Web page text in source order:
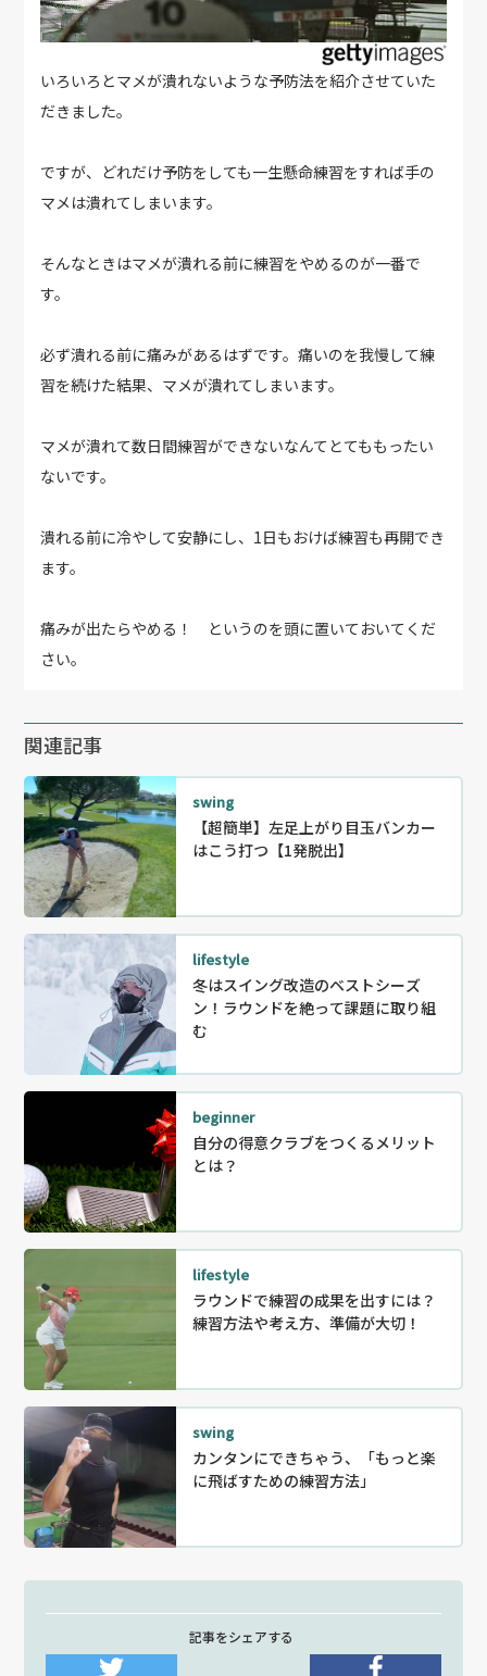
いろいろとマメが潰れないような予防法を紹介させていた
だきました。
ですが、どれだけ予防をしても一生懸命練習をすれば手の
マメは潰れてしまいます。
そんなときはマメが潰れる前に練習をやめるのが一番で
す。
必ず潰れる前に痛みがあるはずです。痛いのを我慢して練
習を続けた結果、マメが潰れてしまいます。
マメが潰れて数日間練習ができないなんてとてももったい
ないです。
潰れる前に冷やして安静にし、1日もおけば練習も再開でき
ます。
痛みが出たらやめる！ というのを頭に置いておいてくだ
さい。
関連記事
swing
【超簡単】左足上がり目玉バンカー
はこう打つ【1発脱出】
lifestyle
冬はスイング改造のベストシーズ
ン！ラウンドを絶って課題に取り組
む
beginner
自分の得意クラブをつくるメリット
とは？
lifestyle
ラウンドで練習の成果を出すには？
練習方法や考え方、準備が大切！
swing
カンタンにできちゃう、「もっと楽
に飛ばすための練習方法」
記事をシェアする